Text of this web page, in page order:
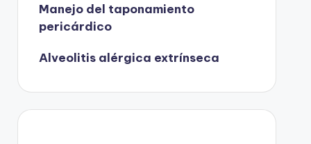
Manejo del taponamiento
pericárdico
Alveolitis alérgica extrínseca